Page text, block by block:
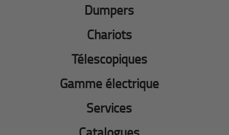
Dumpers
Chariots
Télescopiques
Gamme électrique
Services